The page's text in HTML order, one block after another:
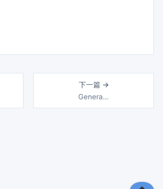
下一篇 →
Genera…